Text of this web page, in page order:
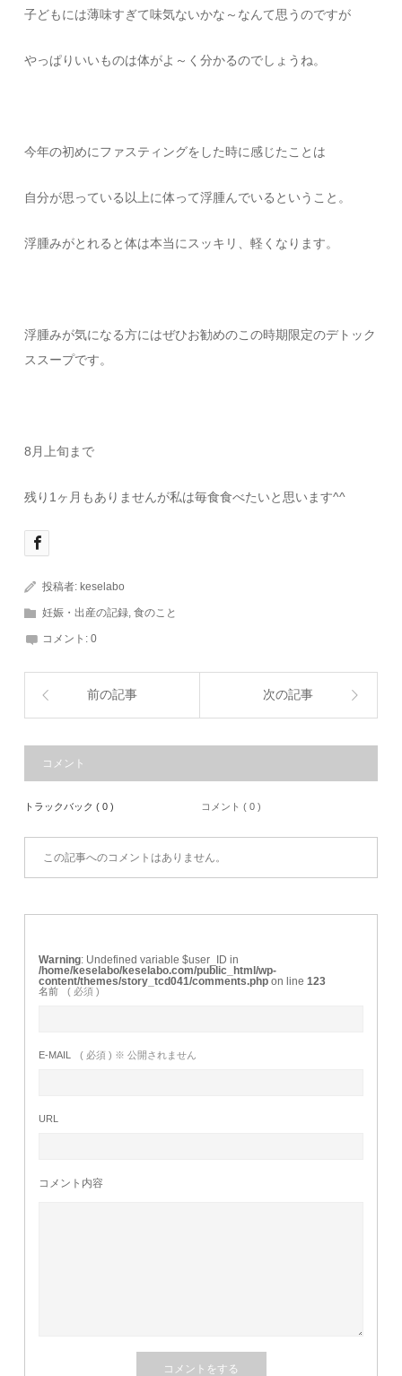
子どもには薄味すぎて味気ないかな～なんて思うのですが
やっぱりいいものは体がよ～く分かるのでしょうね。
今年の初めにファスティングをした時に感じたことは
自分が思っている以上に体って浮腫んでいるということ。
浮腫みがとれると体は本当にスッキリ、軽くなります。
浮腫みが気になる方にはぜひお勧めのこの時期限定のデトック
ススープです。
8月上旬まで
残り1ヶ月もありませんが私は毎食食べたいと思います^^
投稿者: keselabo
妊娠・出産の記録,食のこと
コメント:0
前の記事 次の記事
コメント
トラックバック ( 0 ) コメント ( 0 )
この記事へのコメントはありません。
Warning : Undefined variable $user_ID in
/home/keselabo/keselabo.com/public_html/wp-
content/themes/story_tcd041/comments.php on line123
名前 ( 必須 )
E-MAIL ( 必須 ) ※ 公開されません
URL
コメント内容